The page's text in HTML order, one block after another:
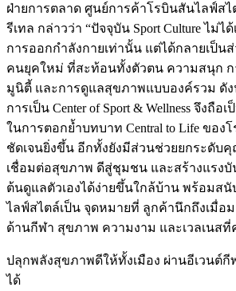
ฝ่ายการตลาด ศูนย์การค้าโรบินสันไลฟ์สไ
รีเทล กล่าวว่า “ปัจจุบัน Sport Culture ไม่ไ
การออกกำลังกายเท่านั้น แต่ได้กลายเป็น
คนยุคใหม่ ที่สะท้อนทั้งตัวตน ความสนุก
มูนิตี้ และการดูแลสุขภาพแบบองค์รวม ดั
การเป็น Center of Sport & Wellness จึงถื
ในการตอกย้ำบทบาท Central to Life ของ
ชัดเจนยิ่งขึ้น อีกทั้งยังมีส่วนช่วยยกระดับ
เชื่อมต่อสุขภาพ ดีสู่ชุมชน และสร้างแรงบั
ต้นดูแลตัวเองได้ง่ายขึ้นใกล้บ้าน พร้อมส
ไลฟ์สไตล์เป็น จุดหมายที่ ลูกค้านึกถึงเมื่อ
ด้านกีฬา สุขภาพ ความงาม และเวลเนสที่
ปลุกพลังสุขภาพดีให้ทั้งเมือง ผ่านอีเวนต์
ได้